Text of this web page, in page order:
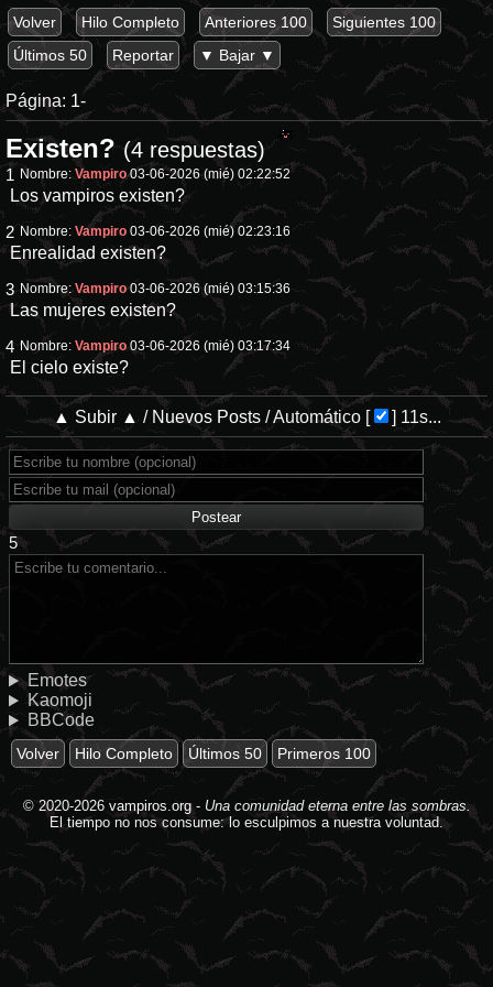
Volver Hilo Completo Anteriores 100
Siguientes 100
Últimos 50
Reportar ▼ Bajar ▼
Página: 1-
Existen? (4 respuestas)
1 Nombre:Vampiro 03-06-2026 (mié) 02:22:52
Los vampiros existen?
2 Nombre:Vampiro 03-06-2026 (mié) 02:23:16
Enrealidad existen?
3 Nombre:Vampiro 03-06-2026 (mié) 03:15:36
Las mujeres existen?
4 Nombre:Vampiro 03-06-2026 (mié) 03:17:34
El cielo existe?
▲ Subir ▲ / Nuevos Posts/Automático[ ] 11s...
5
Emotes
Kaomoji
BBCode
Volver Hilo Completo Últimos 50 Primeros 100
© 2020-2026 vampiros.org- Una comunidad eterna entre las sombras.
El tiempo no nos consume: lo esculpimos a nuestra voluntad.